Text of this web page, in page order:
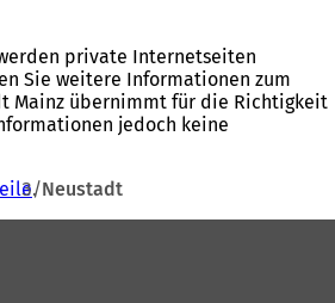
private Internetseiten
Sie weitere Informationen zum
Mainz übernimmt für die Richtigkeit
jedoch keine
Neustadt